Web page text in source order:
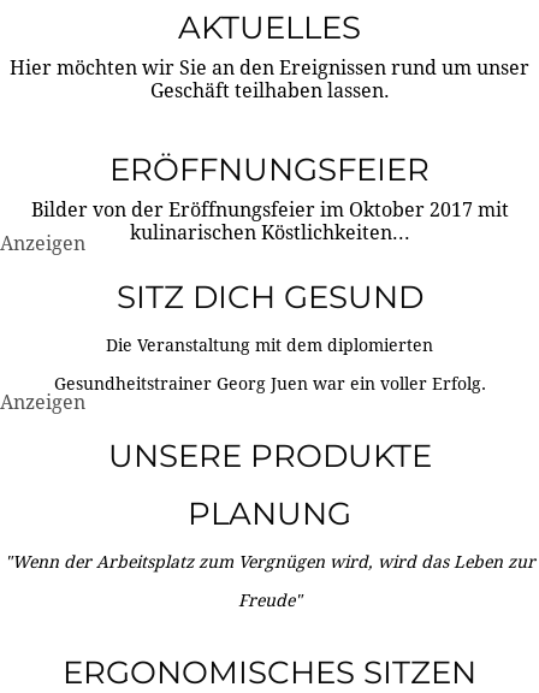
AKTUELLES
Hier möchten wir Sie an den Ereignissen rund um unser
Geschäft teilhaben lassen.
ERÖFFNUNGSFEIER
Bilder von der Eröffnungsfeier im Oktober 2017 mit
kulinarischen Köstlichkeiten...
Anzeigen
SITZ DICH GESUND
Die Veranstaltung mit dem diplomierten
Gesundheitstrainer Georg Juen war ein voller Erfolg.
Anzeigen
UNSERE PRODUKTE
PLANUNG
"Wenn der Arbeitsplatz zum Vergnügen wird, wird das Leben zur
Freude"
ERGONOMISCHES SITZEN